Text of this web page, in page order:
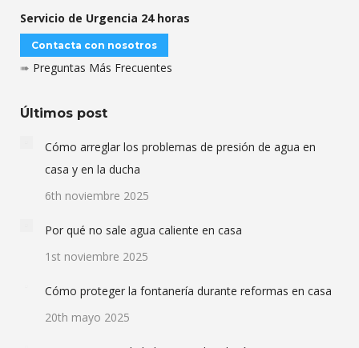
Servicio de Urgencia 24 horas
Contacta con nosotros
➠ Preguntas Más Frecuentes
Últimos post
Cómo arreglar los problemas de presión de agua en
casa y en la ducha
6th noviembre 2025
Por qué no sale agua caliente en casa
1st noviembre 2025
Cómo proteger la fontanería durante reformas en casa
20th mayo 2025